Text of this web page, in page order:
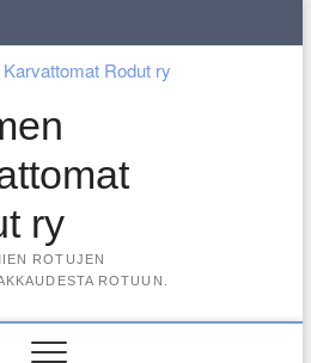
ry
ROTUJEN
ROTUUN.